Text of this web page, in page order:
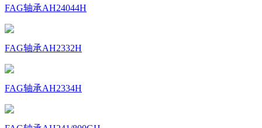
FAG轴承AH24044H
FAG轴承AH2332H
FAG轴承AH2334H